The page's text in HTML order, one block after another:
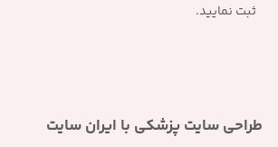
ثبت نمایید.
طراحی سایت پزشکی با ایران سایت